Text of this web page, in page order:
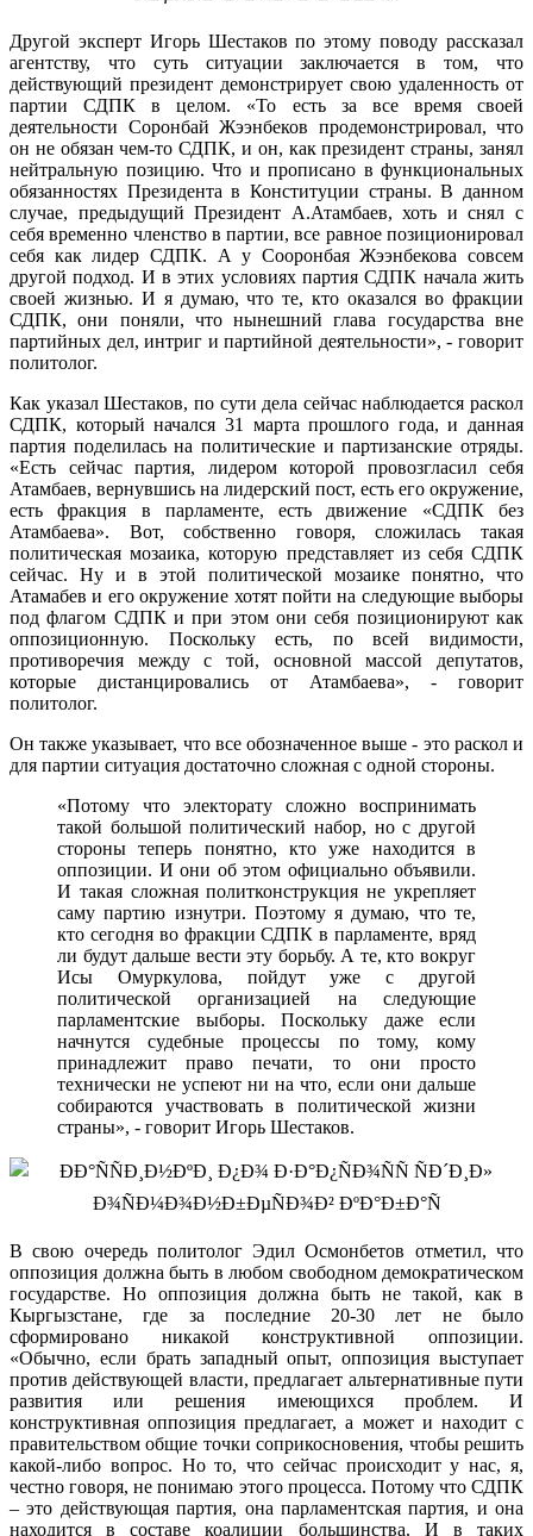
Другой эксперт Игорь Шестаков по этому поводу рассказал
агентству, что суть ситуации заключается в том, что
действующий президент демонстрирует свою удаленность от
партии СДПК в целом. «То есть за все время своей
деятельности Соронбай Жээнбеков продемонстрировал, что
он не обязан чем-то СДПК, и он, как президент страны, занял
нейтральную позицию. Что и прописано в функциональных
обязанностях Президента в Конституции страны. В данном
случае, предыдущий Президент А.Атамбаев, хоть и снял с
себя временно членство в партии, все равное позиционировал
себя как лидер СДПК. А у Сооронбая Жээнбекова совсем
другой подход. И в этих условиях партия СДПК начала жить
своей жизнью. И я думаю, что те, кто оказался во фракции
СДПК, они поняли, что нынешний глава государства вне
партийных дел, интриг и партийной деятельности», - говорит
политолог.
Как указал Шестаков, по сути дела сейчас наблюдается раскол
СДПК, который начался 31 марта прошлого года, и данная
партия поделилась на политические и партизанские отряды.
«Есть сейчас партия, лидером которой провозгласил себя
Атамбаев, вернувшись на лидерский пост, есть его окружение,
есть фракция в парламенте, есть движение «СДПК без
Атамбаева». Вот, собственно говоря, сложилась такая
политическая мозаика, которую представляет из себя СДПК
сейчас. Ну и в этой политической мозаике понятно, что
Атамабев и его окружение хотят пойти на следующие выборы
под флагом СДПК и при этом они себя позиционируют как
оппозиционную. Поскольку есть, по всей видимости,
противоречия между с той, основной массой депутатов,
которые дистанцировались от Атамбаева», - говорит
политолог.
Он также указывает, что все обозначенное выше - это раскол и
для партии ситуация достаточно сложная с одной стороны.
«Потому что электорату сложно воспринимать
такой большой политический набор, но с другой
стороны теперь понятно, кто уже находится в
оппозиции. И они об этом официально объявили.
И такая сложная политконструкция не укрепляет
саму партию изнутри. Поэтому я думаю, что те,
кто сегодня во фракции СДПК в парламенте, вряд
ли будут дальше вести эту борьбу. А те, кто вокруг
Исы Омуркулова, пойдут уже с другой
политической организацией на следующие
парламентские выборы. Поскольку даже если
начнутся судебные процессы по тому, кому
принадлежит право печати, то они просто
технически не успеют ни на что, если они дальше
собираются участвовать в политической жизни
страны», - говорит Игорь Шестаков.
В свою очередь политолог Эдил Осмонбетов отметил, что
оппозиция должна быть в любом свободном демократическом
государстве. Но оппозиция должна быть не такой, как в
Кыргызстане, где за последние 20-30 лет не было
сформировано никакой конструктивной оппозиции.
«Обычно, если брать западный опыт, оппозиция выступает
против действующей власти, предлагает альтернативные пути
развития или решения имеющихся проблем. И
конструктивная оппозиция предлагает, а может и находит с
правительством общие точки соприкосновения, чтобы решить
какой-либо вопрос. Но то, что сейчас происходит у нас, я,
честно говоря, не понимаю этого процесса. Потому что СДПК
– это действующая партия, она парламентская партия, и она
находится в составе коалиции большинства. И в таких